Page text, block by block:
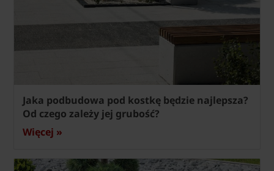
Jaka podbudowa pod kostkę będzie najlepsza?
Od czego zależy jej grubość?
Więcej »